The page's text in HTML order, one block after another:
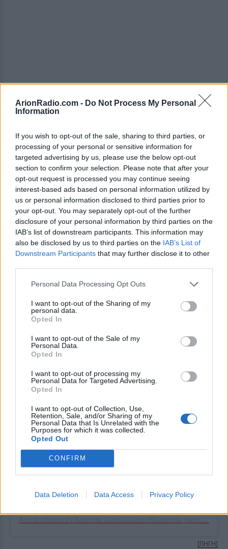
ArionRadio.com - Do Not Process My Personal
Information
If you wish to opt-out of the sale, sharing to third parties, or
processing of your personal or sensitive information for
targeted advertising by us, please use the below opt-out
section to confirm your selection. Please note that after your
opt-out request is processed you may continue seeing
interest-based ads based on personal information utilized by
us or personal information disclosed to third parties prior to
your opt-out. You may separately opt-out of the further
disclosure of your personal information by third parties on the
IAB’s list of downstream participants. This information may
also be disclosed by us to third parties on the IAB’s List of
Downstream Participants that may further disclose it to other
Personal Data Processing Opt Outs
I want to opt-out of the Sharing of my
personal data.
Opted In
I want to opt-out of the Sale of my
Personal Data.
Opted In
I want to opt-out of processing my
Personal Data for Targeted Advertising.
Opted In
I want to opt-out of Collection, Use,
Retention, Sale, and/or Sharing of my
Personal Data that Is Unrelated with the
Purposes for which it was collected.
Opted Out
CONFIRM
Data Deletion Data Access Privacy Policy
Το μεσημέρι της Πέμπτης 7 Αυγούστου, η
Κατερίνα Γερονικολού ανέβασε στον
προσωπικό της λογαριασμό στο Instagram μια
σειρά από φωτογραφίες της, ξαπλωμένη σε
ένα φουσκωτό στρώμα στη θάλασσα, χωρίς
ίχνος μακιγιάζ.
Με φόντο το απέραντο γαλάζιο, η Κατερίνα
διακοπές της στο έπακρον.
«Καλοκαίρια……………», έγραψε στη λεζάντα που
συνοδεύει την ανάρτησή της.
Δείτε τις φωτογραφίες
[ΠΗΓΗ]